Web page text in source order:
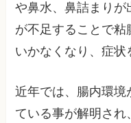
や鼻水、鼻詰まり
が不足することで粘
いかなくなり、症状
近年では、腸内環境
ている事が解明さ